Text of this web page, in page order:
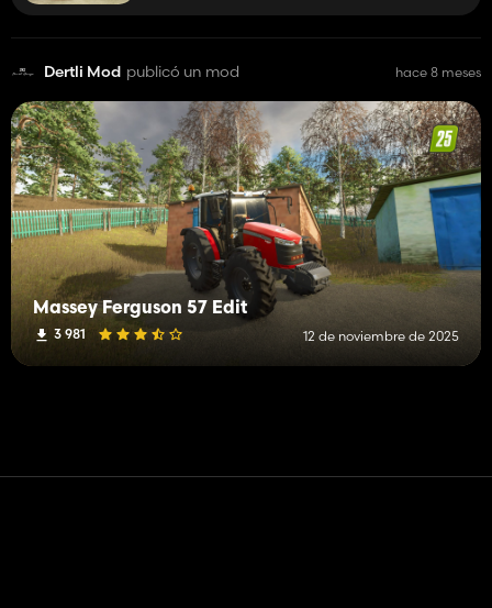
Dertli Mod publicó un mod hace 8 meses
Massey Ferguson 57 Edit
3 981 12 de noviembre de 2025